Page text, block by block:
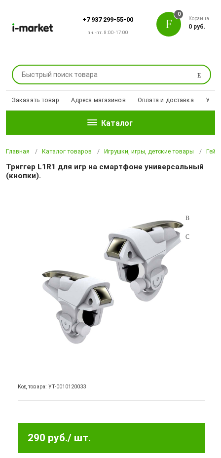
+7 937 299-55-00
пн.-пт. 8:00-17:00
Поиск
0
Корзина
0 руб.
Заказать товар Адреса магазинов Оплата и доставка
Каталог
Главная Каталог товаров Игрушки, игры, детские товары
Триггер L1R1 для игр на смартфоне универсальный
(кнопки).
Код товара: УТ-0010120033
290 руб./ шт.